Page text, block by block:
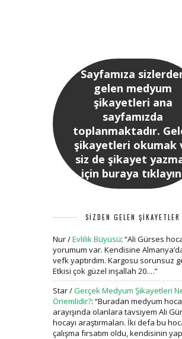
Sayfamıza
gelen medyum
şikayetleri ana
sayfamızda
toplanmaktadır.
şikayetleri okumak
siz de şikayet
için buraya
SİZDEN GELEN ŞİKAYETLER
Nur/Evlilik Büyüsü: “Ali Gürses
yorumum var. Kendisine
vefk yaptırdım. Kargosu sorunsuz
Etkisi çok güzel inşallah 20.…”
Star/Gerçek Medyum Şikayetleri
Önemlidir?: “Buradan medyum hoca
arayışında olanlara tavsiyem Ali
hocayı araştırmaları. İki defa bu
çalışma fırsatım oldu, kendisinin